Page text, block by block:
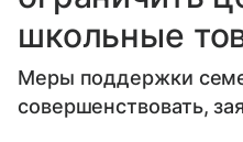
школьные
Меры поддержки
совершенствовать,